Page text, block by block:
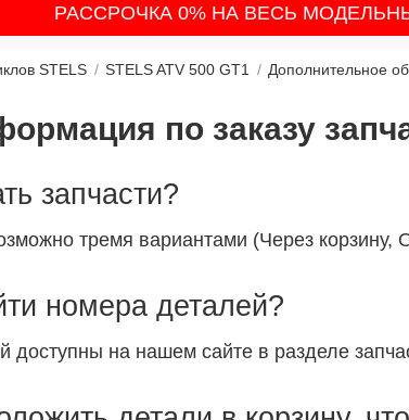
РАССРОЧКА 0% НА ВЕСЬ
STELS / STELS ATV 500 GT1 / Дополнительное
по заказу
запчасти?
тремя вариантами (Через
номера деталей?
доступны на нашем сайте в разделе